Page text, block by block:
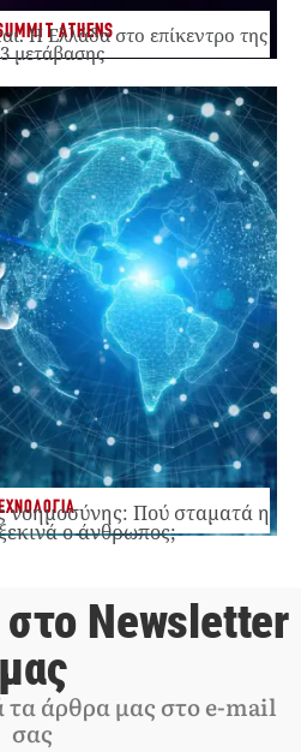
ATHENS
Η Ελλάδα στο επίκεντρο της
μετάβασης
νοημοσύνης: Πού σταματά η
ο άνθρωπος;
στο Newsletter
μας
τα άρθρα μας στο e-mail
σας